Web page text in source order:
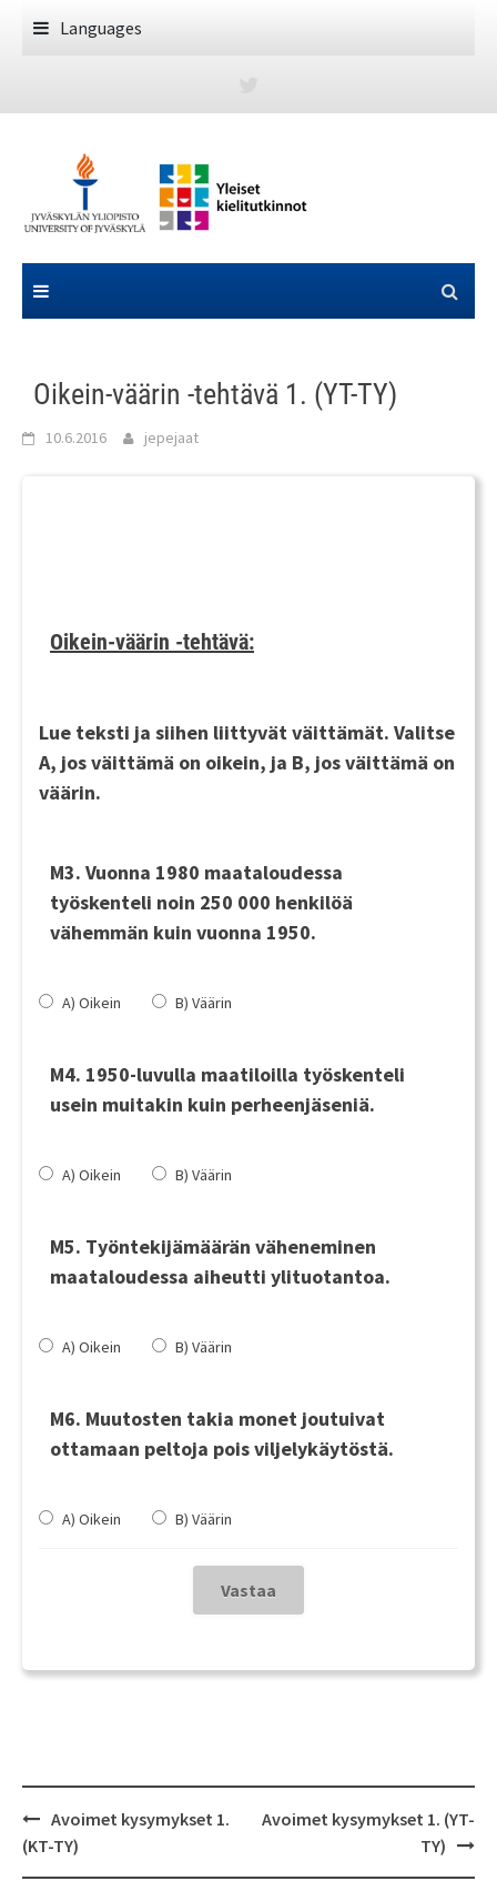
Languages
Oikein-väärin -tehtävä 1. (YT-TY)
10.6.2016 jepejaat
Oikein-väärin -tehtävä:
Lue teksti ja siihen liittyvät väittämät. Valitse
A, jos väittämä on oikein, ja B, jos väittämä on
väärin.
M3. Vuonna 1980 maataloudessa
työskenteli noin 250 000 henkilöä
vähemmän kuin vuonna 1950.
A) Oikein B) Väärin
M4. 1950-luvulla maatiloilla työskenteli
usein muitakin kuin perheenjäseniä.
A) Oikein B) Väärin
M5. Työntekijämäärän väheneminen
maataloudessa aiheutti ylituotantoa.
A) Oikein B) Väärin
M6. Muutosten takia monet joutuivat
ottamaan peltoja pois viljelykäytöstä.
A) Oikein B) Väärin
Post
navigation
Avoimet kysymykset 1.
(KT-TY)
Avoimet kysymykset 1. (YT-
TY)